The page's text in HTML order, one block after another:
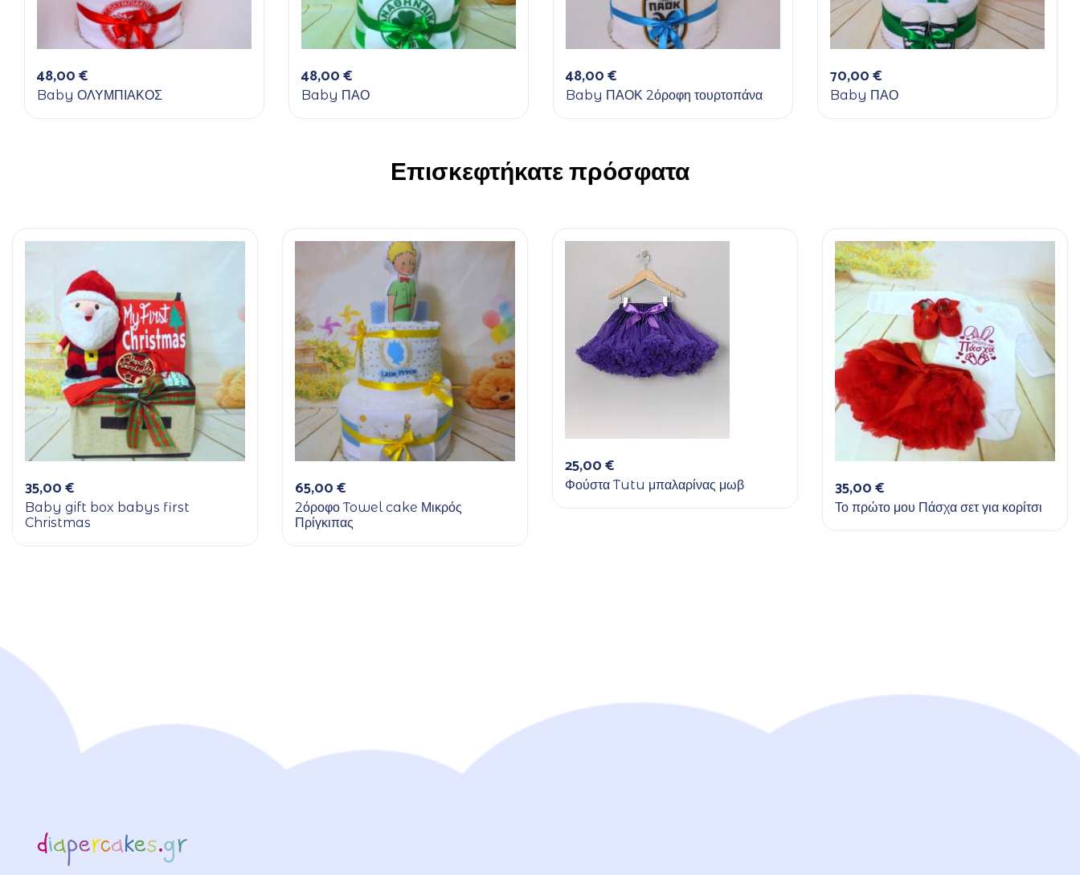
48,00€
Baby ΟΛΥΜΠΙΑΚΟΣ
48,00€
Baby ΠΑΟ
48,00€
Baby ΠΑΟΚ 2όροφη τουρτοπάνα
70,00€
Baby ΠΑΟ
Επισκεφτήκατε πρόσφατα
35,00€
Baby gift box babys first
Christmas
65,00€
2όροφο Towel cake Μικρός
Πρίγκιπας
25,00€
Φούστα Tutu μπαλαρίνας μωβ 35,00€
Το πρώτο μου Πάσχα σετ για κορίτσι